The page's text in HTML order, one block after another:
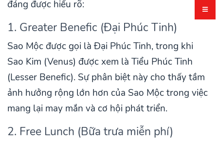
đáng được hiểu rõ:
1. Greater Benefic (Đại Phúc Tinh)
Sao Mộc được gọi là Đại Phúc Tinh, trong khi
Sao Kim (Venus) được xem là Tiểu Phúc Tinh
(Lesser Benefic). Sự phân biệt này cho thấy tầm
ảnh hưởng rộng lớn hơn của Sao Mộc trong việc
mang lại may mắn và cơ hội phát triển.
2. Free Lunch (Bữa trưa miễn phí)